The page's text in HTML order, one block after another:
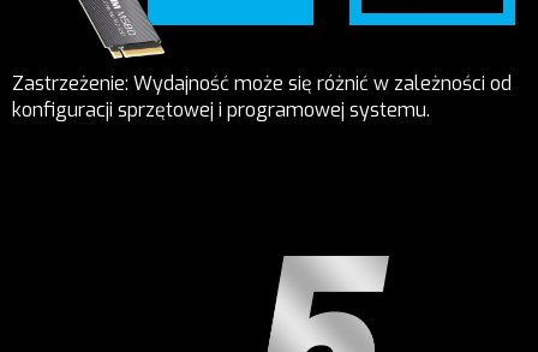
Zastrzeżenie: Wydajność może się różnić w zależności od
konfiguracji sprzętowej i programowej systemu.